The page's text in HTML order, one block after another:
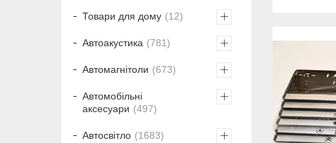
Товари для дому 12
Автоакустика 781
Автомагнітоли 673
Автомобільні
аксесуари
497
Автосвітло 1683